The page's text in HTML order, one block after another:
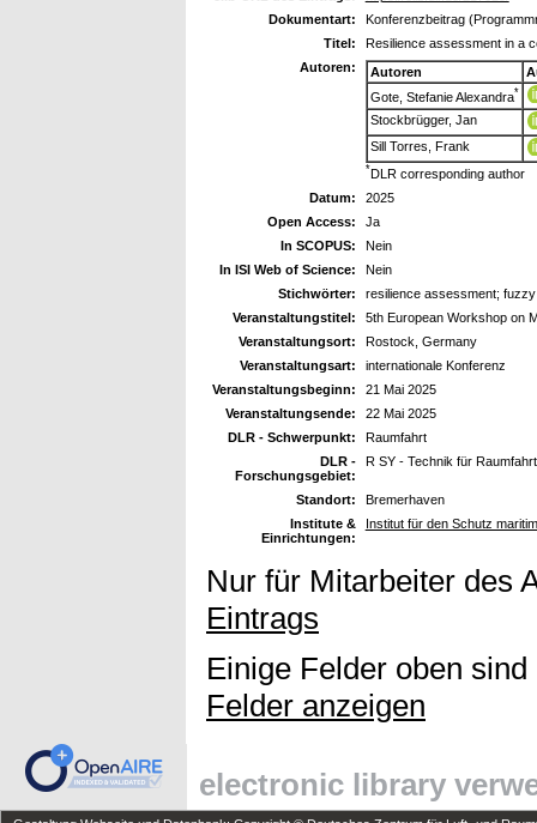
Dokumentart:
Konferenzbeitrag
Titel:
Resilience assessment in a
Autoren:
Autoren
Gote, Stefanie Alexandra*
Stockbrügger, Jan
Sill Torres, Frank
*DLR corresponding author
Datum:
2025
Open Access:
Ja
In SCOPUS:
Nein
In ISI Web of Science:
Nein
Stichwörter:
resilience assessment;
Veranstaltungstitel:
5th European Workshop on
Veranstaltungsort:
Rostock, Germany
Veranstaltungsart:
internationale Konferenz
Veranstaltungsbeginn:
21 Mai 2025
Veranstaltungsende:
22 Mai 2025
DLR - Schwerpunkt:
Raumfahrt
DLR -
Forschungsgebiet:
R SY - Technik für
Standort:
Bremerhaven
Institute &
Einrichtungen:
Institut für den Schutz
Nur für Mitarbeiter des
Eintrags
Einige Felder oben
Felder anzeigen
electronic library